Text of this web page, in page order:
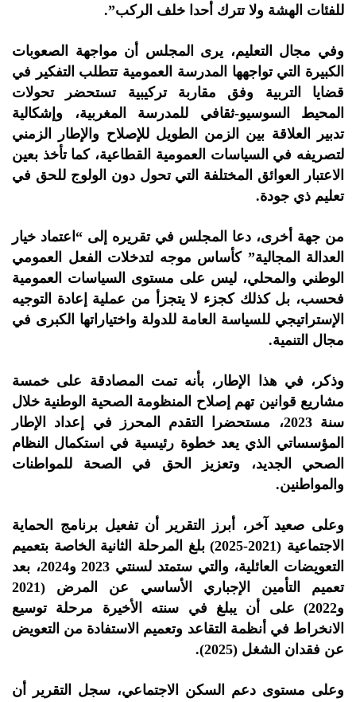
للفئات الهشة ولا تترك أحدا خلف الركب”.
وفي مجال التعليم، يرى المجلس أن مواجهة الصعوبات
الكبيرة التي تواجهها المدرسة العمومية تتطلب التفكير في
قضايا التربية وفق مقاربة تركيبية تستحضر تحولات
المحيط السوسيو-ثقافي للمدرسة المغربية، وإشكالية
تدبير العلاقة بين الزمن الطويل للإصلاح والإطار الزمني
لتصريفه في السياسات العمومية القطاعية، كما تأخذ بعين
الاعتبار العوائق المختلفة التي تحول دون الولوج للحق في
تعليم ذي جودة.
من جهة أخرى، دعا المجلس في تقريره إلى “اعتماد خيار
العدالة المجالية” كأساس موجه لتدخلات الفعل العمومي
الوطني والمحلي، ليس على مستوى السياسات العمومية
فحسب، بل كذلك كجزء لا يتجزأ من عملية إعادة التوجيه
الإستراتيجي للسياسة العامة للدولة واختياراتها الكبرى في
مجال التنمية.
وذكر، في هذا الإطار، بأنه تمت المصادقة على خمسة
مشاريع قوانين تهم إصلاح المنظومة الصحية الوطنية خلال
سنة 2023، مستحضرا التقدم المحرز في إعداد الإطار
المؤسساتي الذي يعد خطوة رئيسية في استكمال النظام
الصحي الجديد، وتعزيز الحق في الصحة للمواطنات
والمواطنين.
وعلى صعيد آخر، أبرز التقرير أن تفعيل برنامج الحماية
الاجتماعية (2021-2025) بلغ المرحلة الثانية الخاصة بتعميم
التعويضات العائلية، والتي ستمتد لسنتي 2023 و2024، بعد
تعميم التأمين الإجباري الأساسي عن المرض (2021
و2022) على أن يبلغ في سنته الأخيرة مرحلة توسيع
الانخراط في أنظمة التقاعد وتعميم الاستفادة من التعويض
عن فقدان الشغل (2025).
وعلى مستوى دعم السكن الاجتماعي، سجل التقرير أن